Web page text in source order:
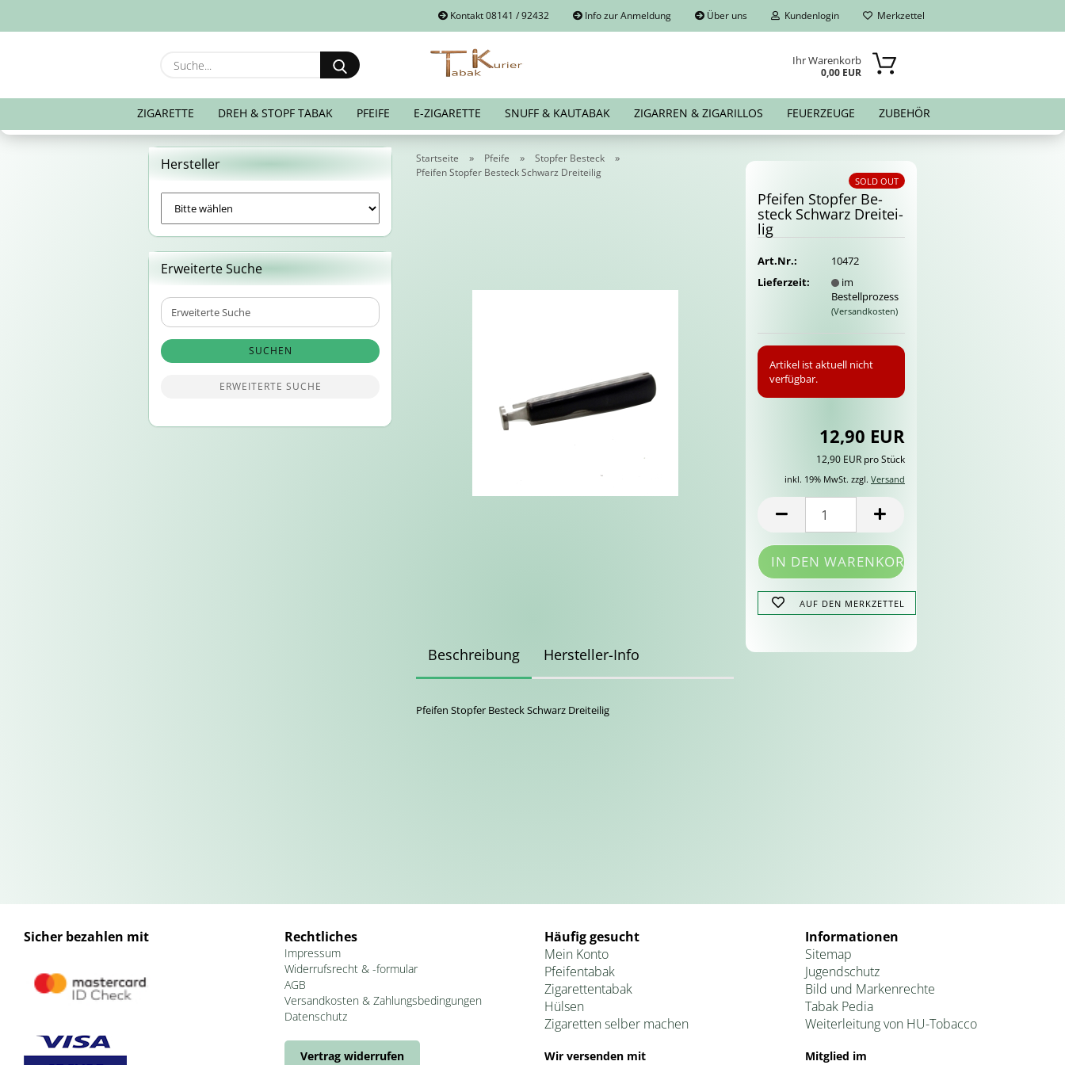
Kontakt 08141 / 92432 Info zur Anmeldung Über uns Kundenlogin Merkzettel
Suche... Ihr Warenkorb
0,00 EUR
ZIGARETTE DREH & STOPF TABAK PFEIFE E-ZIGARETTE SNUFF & KAUTABAK ZIGARREN & ZIGARILLOS FEUERZEUGE ZUBEHÖR
Startseite » Pfeife » Stopfer Besteck »
Pfeifen Stopfer Besteck Schwarz Dreiteilig
SOLD OUT
Pfei­fen Stop­fer Be­
steck Schwarz Drei­tei­
lig
Art.Nr.:
10472
Lieferzeit:
im
Bestellprozess
(Versandkosten)
Artikel ist aktuell nicht
verfügbar.
12,90 EUR
12,90 EUR pro Stück
inkl. 19% MwSt. zzgl. Versand
AUF DEN MERKZETTEL
Beschreibung Hersteller-Info
Pfeifen Stopfer Besteck Schwarz Dreiteilig
Hersteller
Erweiterte Suche
Erweiterte
Suche
SUCHEN
ERWEITERTE SUCHE
Sicher bezahlen mit Rechtliches
Impressum
Widerrufsrecht & -formular
AGB
Versandkosten & Zahlungsbedingungen
Datenschutz
Vertrag widerrufen
Häufig gesucht
Mein Konto
Pfeifentabak
Zigarettentabak
Hülsen
Zigaretten selber machen
Wir versenden mit
Informationen
Sitemap
Jugendschutz
Bild und Markenrechte
Tabak Pedia
Weiterleitung von HU-Tobacco
Mitglied im